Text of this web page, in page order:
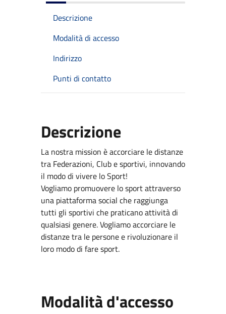
Descrizione
Modalità di accesso
Indirizzo
Punti di contatto
Descrizione
La nostra mission è accorciare le distanze
tra Federazioni, Club e sportivi, innovando
il modo di vivere lo Sport!
Vogliamo promuovere lo sport attraverso
una piattaforma social che raggiunga
tutti gli sportivi che praticano attività di
qualsiasi genere. Vogliamo accorciare le
distanze tra le persone e rivoluzionare il
loro modo di fare sport.
Modalità d'accesso